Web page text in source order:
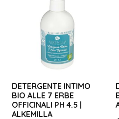
DETERGENTE INTIMO
BIO ALLE 7 ERBE
OFFICINALI PH 4.5 |
ALKEMILLA